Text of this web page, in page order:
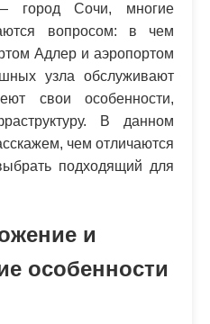
город Сочи, многие
вопросом: в чем
Адлер и аэропортом
узла обслуживают
свои особенности,
В данном
чем отличаются
подходящий для
и
особенности